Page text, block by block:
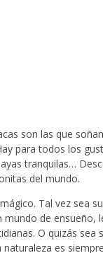
son las que
para todos los
tranquilas…
del mundo.
Tal vez sea
de ensueño,
O quizás sea
naturaleza es